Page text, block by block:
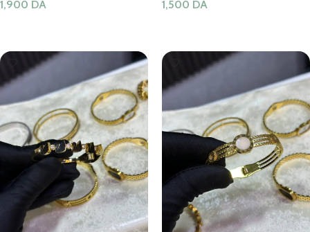
1,900 DA
1,500 DA